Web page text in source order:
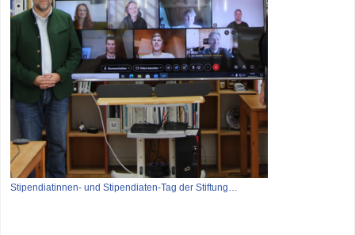
Stipendiatinnen- und Stipendiaten-Tag der Stiftung…